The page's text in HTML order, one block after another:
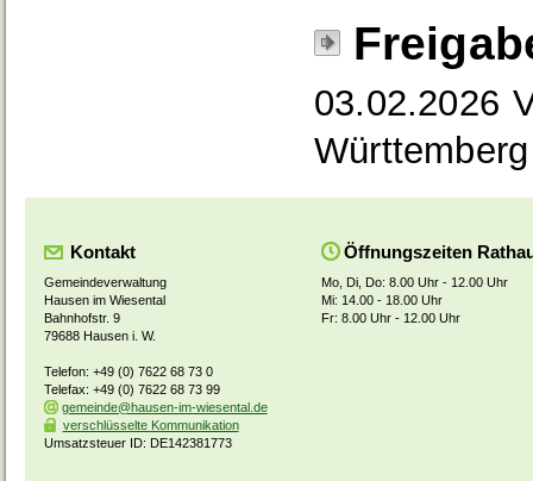
03.02.2026
Württemberg
Kontakt
Gemeindeverwaltung
Hausen im Wiesental
Bahnhofstr. 9
79688 Hausen i. W.
Telefon: +49 (0) 7622 68 73 0
Telefax: +49 (0) 7622 68 73 99
gemeinde@hausen-im-wiesental.de
verschlüsselte Kommunikation
Umsatzsteuer ID: DE142381773
Öffnungszeiten
Mo, Di, Do: 8.00 Uhr - 12.00 Uhr
Mi: 14.00 - 18.00 Uhr
Fr: 8.00 Uhr - 12.00 Uhr